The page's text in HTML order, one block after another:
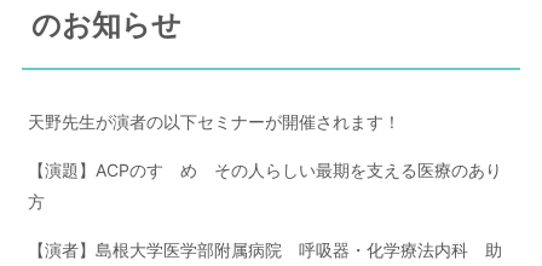
のお知らせ
天野先生が演者の以下セミナーが開催されます！
【演題】ACPのすゝめ その人らしい最期を支える医療のあり
方
【演者】島根大学医学部附属病院 呼吸器・化学療法内科 助